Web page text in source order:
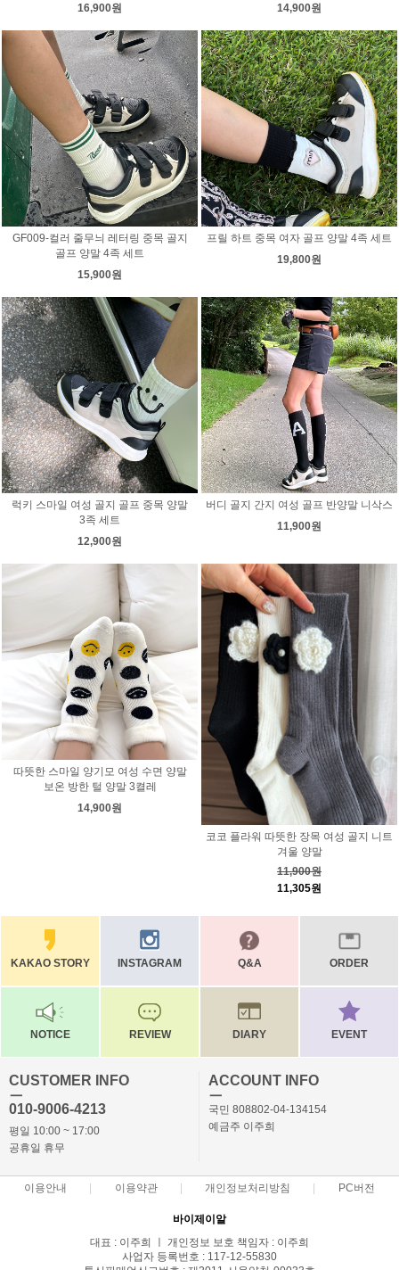
16,900원
14,900원
GF009-컬러 줄무늬 레터링 중목 골지
골프 양말 4족 세트
15,900원
프릴 하트 중목 여자 골프 양말 4족 세트
19,800원
럭키 스마일 여성 골지 골프 중목 양말
3족 세트
12,900원
버디 골지 간지 여성 골프 반양말 니삭스
11,900원
따뜻한 스마일 양기모 여성 수면 양말
보온 방한 털 양말 3켤레
14,900원
코코 플라워 따뜻한 장목 여성 골지 니트
겨울 양말
11,900원
11,305원
KAKAO STORY INSTAGRAM Q&A ORDER
NOTICE REVIEW DIARY EVENT
CUSTOMER INFO
ㅡ
010-9006-4213
평일 10:00 ~ 17:00
공휴일 휴무
ACCOUNT INFO
ㅡ
국민 808802-04-134154
예금주 이주희
이용안내 이용약관 개인정보처리방침 PC버전
바이제이알
대표 : 이주희 ㅣ 개인정보 보호 책임자 : 이주희
사업자 등록번호 : 117-12-55830